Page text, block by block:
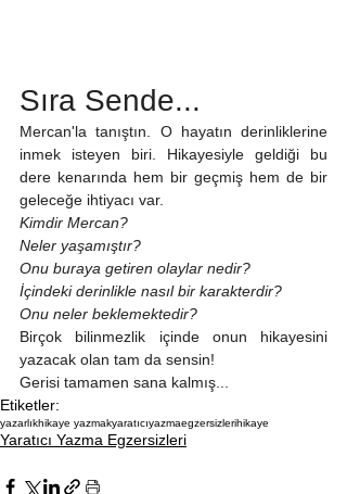
Sıra Sende...
Mercan'la tanıştın. O hayatın derinliklerine
inmek isteyen biri. Hikayesiyle geldiği bu
dere kenarında hem bir geçmiş hem de bir
geleceğe ihtiyacı var.
Kimdir Mercan?
Neler yaşamıştır?
Onu buraya getiren olaylar nedir?
İçindeki derinlikle nasıl bir karakterdir?
Onu neler beklemektedir?
Birçok bilinmezlik içinde onun hikayesini
yazacak olan tam da sensin!
Gerisi tamamen sana kalmış...
Etiketler:
yazarlıkhikaye yazmakyaratıcıyazmaegzersizlerihikaye
Yaratıcı Yazma Egzersizleri